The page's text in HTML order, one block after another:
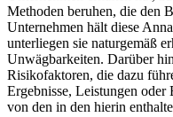
Methoden beruhen, die den
Unternehmen hält diese
unterliegen sie naturgemäß
Unwägbarkeiten. Darüber
Risikofaktoren, die dazu
Ergebnisse, Leistungen oder
von den in den hierin